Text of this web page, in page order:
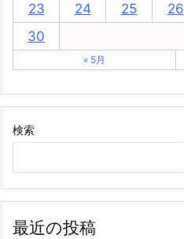
23
24 25 26
30
« 5月
検索
最近の投稿